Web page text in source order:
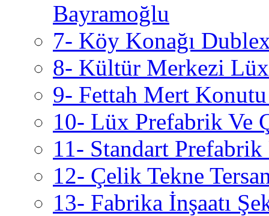
Bayramoğlu
7- Köy Konağı
8- Kültür Merkezi
9- Fettah Mert
10- Lüx Prefabrik Ve
11- Standart
12- Çelik Tekne
13- Fabrika İnşaatı